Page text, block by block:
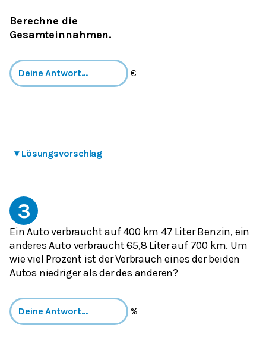
Berechne die
Gesamteinnahmen.
€
▾ Lösungsvorschlag
3
Ein Auto verbraucht auf 400 km 47 Liter Benzin, ein
anderes Auto verbraucht 65,8 Liter auf 700 km. Um
wie viel Prozent ist der Verbrauch eines der beiden
Autos niedriger als der des anderen?
%